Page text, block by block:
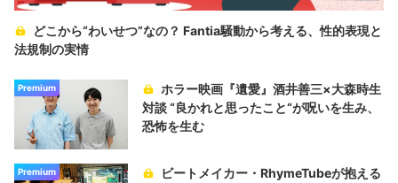
どこから“わいせつ”なの？ Fantia騒動から考える、性的表現と
法規制の実情
Premium
ホラー映画『遺愛』酒井善三×大森時生
対談 “良かれと思ったこと“が呪いを生み、
恐怖を生む
Premium
ビートメイカー・RhymeTubeが抱える